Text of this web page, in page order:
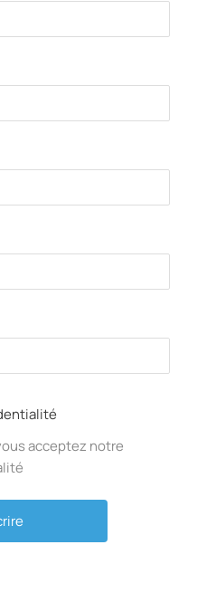
acceptez notre